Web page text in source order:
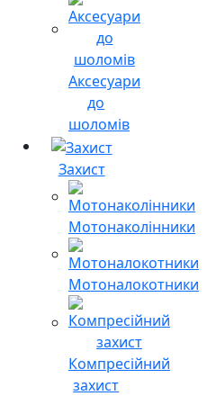
Аксесуари
до
шоломів
Захист
Мотонаколінники
Мотоналокотники
Компресійний
захист